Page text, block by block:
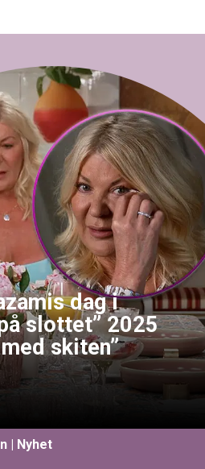
dag i
slottet” 2025
skiten”
| Nyhet